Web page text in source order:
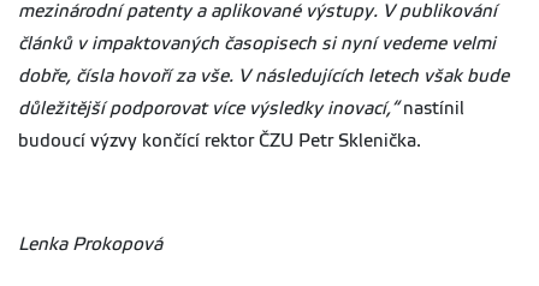
mezinárodní patenty a aplikované výstupy. V publikování
článků v impaktovaných časopisech si nyní vedeme velmi
dobře, čísla hovoří za vše. V následujících letech však bude
důležitější podporovat více výsledky inovací,“nastínil
budoucí výzvy končící rektor ČZU Petr Sklenička.
Lenka Prokopová